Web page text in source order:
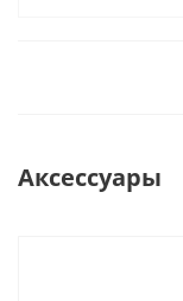
Аксессуары